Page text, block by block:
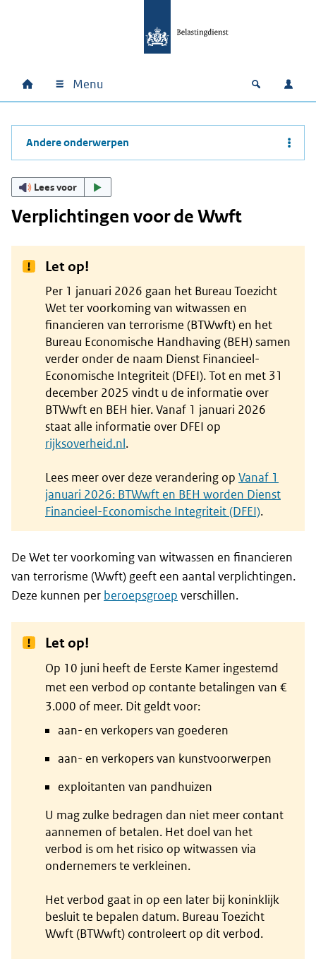
Hoofdnavigatie
Home Menu Open
Andere onderwerpen
Lees voor
Verplichtingen voor de Wwft
Let op!
Per 1 januari 2026 gaan het Bureau Toezicht
Wet ter voorkoming van witwassen en
financieren van terrorisme (BTWwft) en het
Bureau Economische Handhaving (BEH) samen
verder onder de naam Dienst Financieel-
Economische Integriteit (DFEI). Tot en met 31
december 2025 vindt u de informatie over
BTWwft en BEH hier. Vanaf 1 januari 2026
staat alle informatie over DFEI op
rijksoverheid.nl.
Lees meer over deze verandering op Vanaf 1
januari 2026: BTWwft en BEH worden Dienst
Financieel-Economische Integriteit (DFEI).
De Wet ter voorkoming van witwassen en financieren
van terrorisme (Wwft) geeft een aantal verplichtingen.
Deze kunnen per beroepsgroep verschillen.
Let op!
Op 10 juni heeft de Eerste Kamer ingestemd
met een verbod op contante betalingen van €
3.000 of meer. Dit geldt voor:
aan- en verkopers van goederen
aan- en verkopers van kunstvoorwerpen
exploitanten van pandhuizen
U mag zulke bedragen dan niet meer contant
aannemen of betalen. Het doel van het
verbod is om het risico op witwassen via
ondernemers te verkleinen.
Het verbod gaat in op een later bij koninklijk
besluit te bepalen datum. Bureau Toezicht
Wwft (BTWwft) controleert op dit verbod.